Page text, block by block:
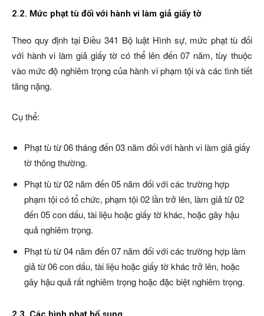
2.2. Mức phạt tù đối với hành vi làm giả giấy tờ
Theo quy định tại Điều 341 Bộ luật Hình sự, mức phạt tù đối
với hành vi làm giả giấy tờ có thể lên đến 07 năm, tùy thuộc
vào mức độ nghiêm trọng của hành vi phạm tội và các tình tiết
tăng nặng.
Cụ thể:
Phạt tù từ 06 tháng đến 03 năm đối với hành vi làm giả giấy
tờ thông thường.
Phạt tù từ 02 năm đến 05 năm đối với các trường hợp
phạm tội có tổ chức, phạm tội 02 lần trở lên, làm giả từ 02
đến 05 con dấu, tài liệu hoặc giấy tờ khác, hoặc gây hậu
quả nghiêm trọng.
Phạt tù từ 04 năm đến 07 năm đối với các trường hợp làm
giả từ 06 con dấu, tài liệu hoặc giấy tờ khác trở lên, hoặc
gây hậu quả rất nghiêm trọng hoặc đặc biệt nghiêm trọng.